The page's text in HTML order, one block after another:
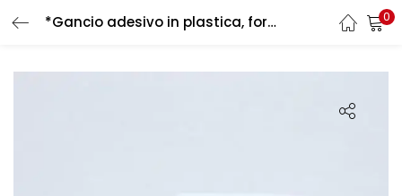
*Gancio adesivo in plastica, forma ovale 54 mm x 42 mm di larghezza, bianco – autoadesivo 0
LOGIN REGISTER